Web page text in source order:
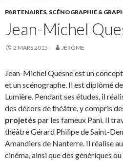
PARTENAIRES, SCÉNOGRAPHIE &
Jean-Michel
2 MARS 2015 JÉRÔME
Jean-Michel Quesne est un
et un scénographe. Il est diplômé
Lumière. Pendant ses études, il
des décors de théâtre, y compris
projetés par les fameux Pani. Il
théâtre Gérard Philipe de Saint-
Amandiers de Nanterre. Il réalise
cinéma, ainsi que des génériques